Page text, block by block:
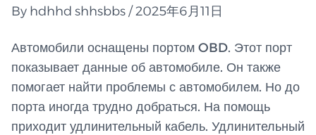
By hdhhd shhsbbs / 2025年6月11日
Автомобили оснащены портом OBD. Этот порт
показывает данные об автомобиле. Он также
помогает найти проблемы с автомобилем. Но до
порта иногда трудно добраться. На помощь
приходит удлинительный кабель. Удлинительный